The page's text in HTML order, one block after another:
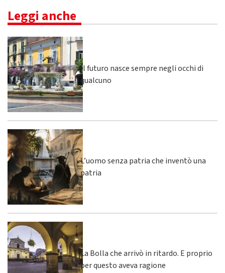
Leggi anche
Il futuro nasce sempre negli occhi di
qualcuno
L’uomo senza patria che inventò una
patria
La Bolla che arrivò in ritardo. E proprio
per questo aveva ragione